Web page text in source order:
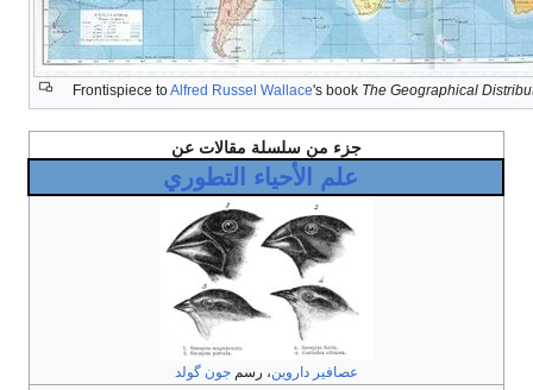
Frontispiece toAlfred Russel Wallace's book The Geographical
جزء من سلسلة مقالات عن
علم الأحياء التطوري
عصافير داروين، رسم جون گولد